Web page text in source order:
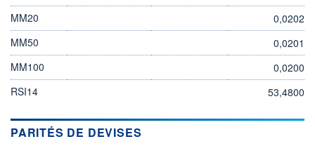
MM20
0,0202
MM50
0,0201
MM100
0,0200
RSI14
53,4800
PARITÉS DE DEVISES